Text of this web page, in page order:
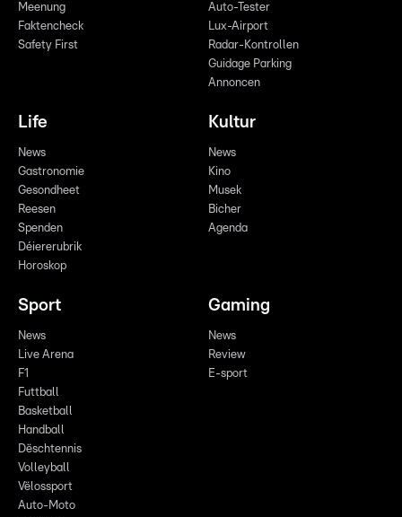
Meenung
Faktencheck
Safety First
Auto-Tester
Lux-Airport
Radar-Kontrollen
Guidage Parking
Annoncen
Life
News
Gastronomie
Gesondheet
Reesen
Spenden
Déiererubrik
Horoskop
Kultur
News
Kino
Musek
Bicher
Agenda
Sport
News
Live Arena
F1
Futtball
Basketball
Handball
Dëschtennis
Volleyball
Vëlossport
Auto-Moto
Gaming
News
Review
E-sport